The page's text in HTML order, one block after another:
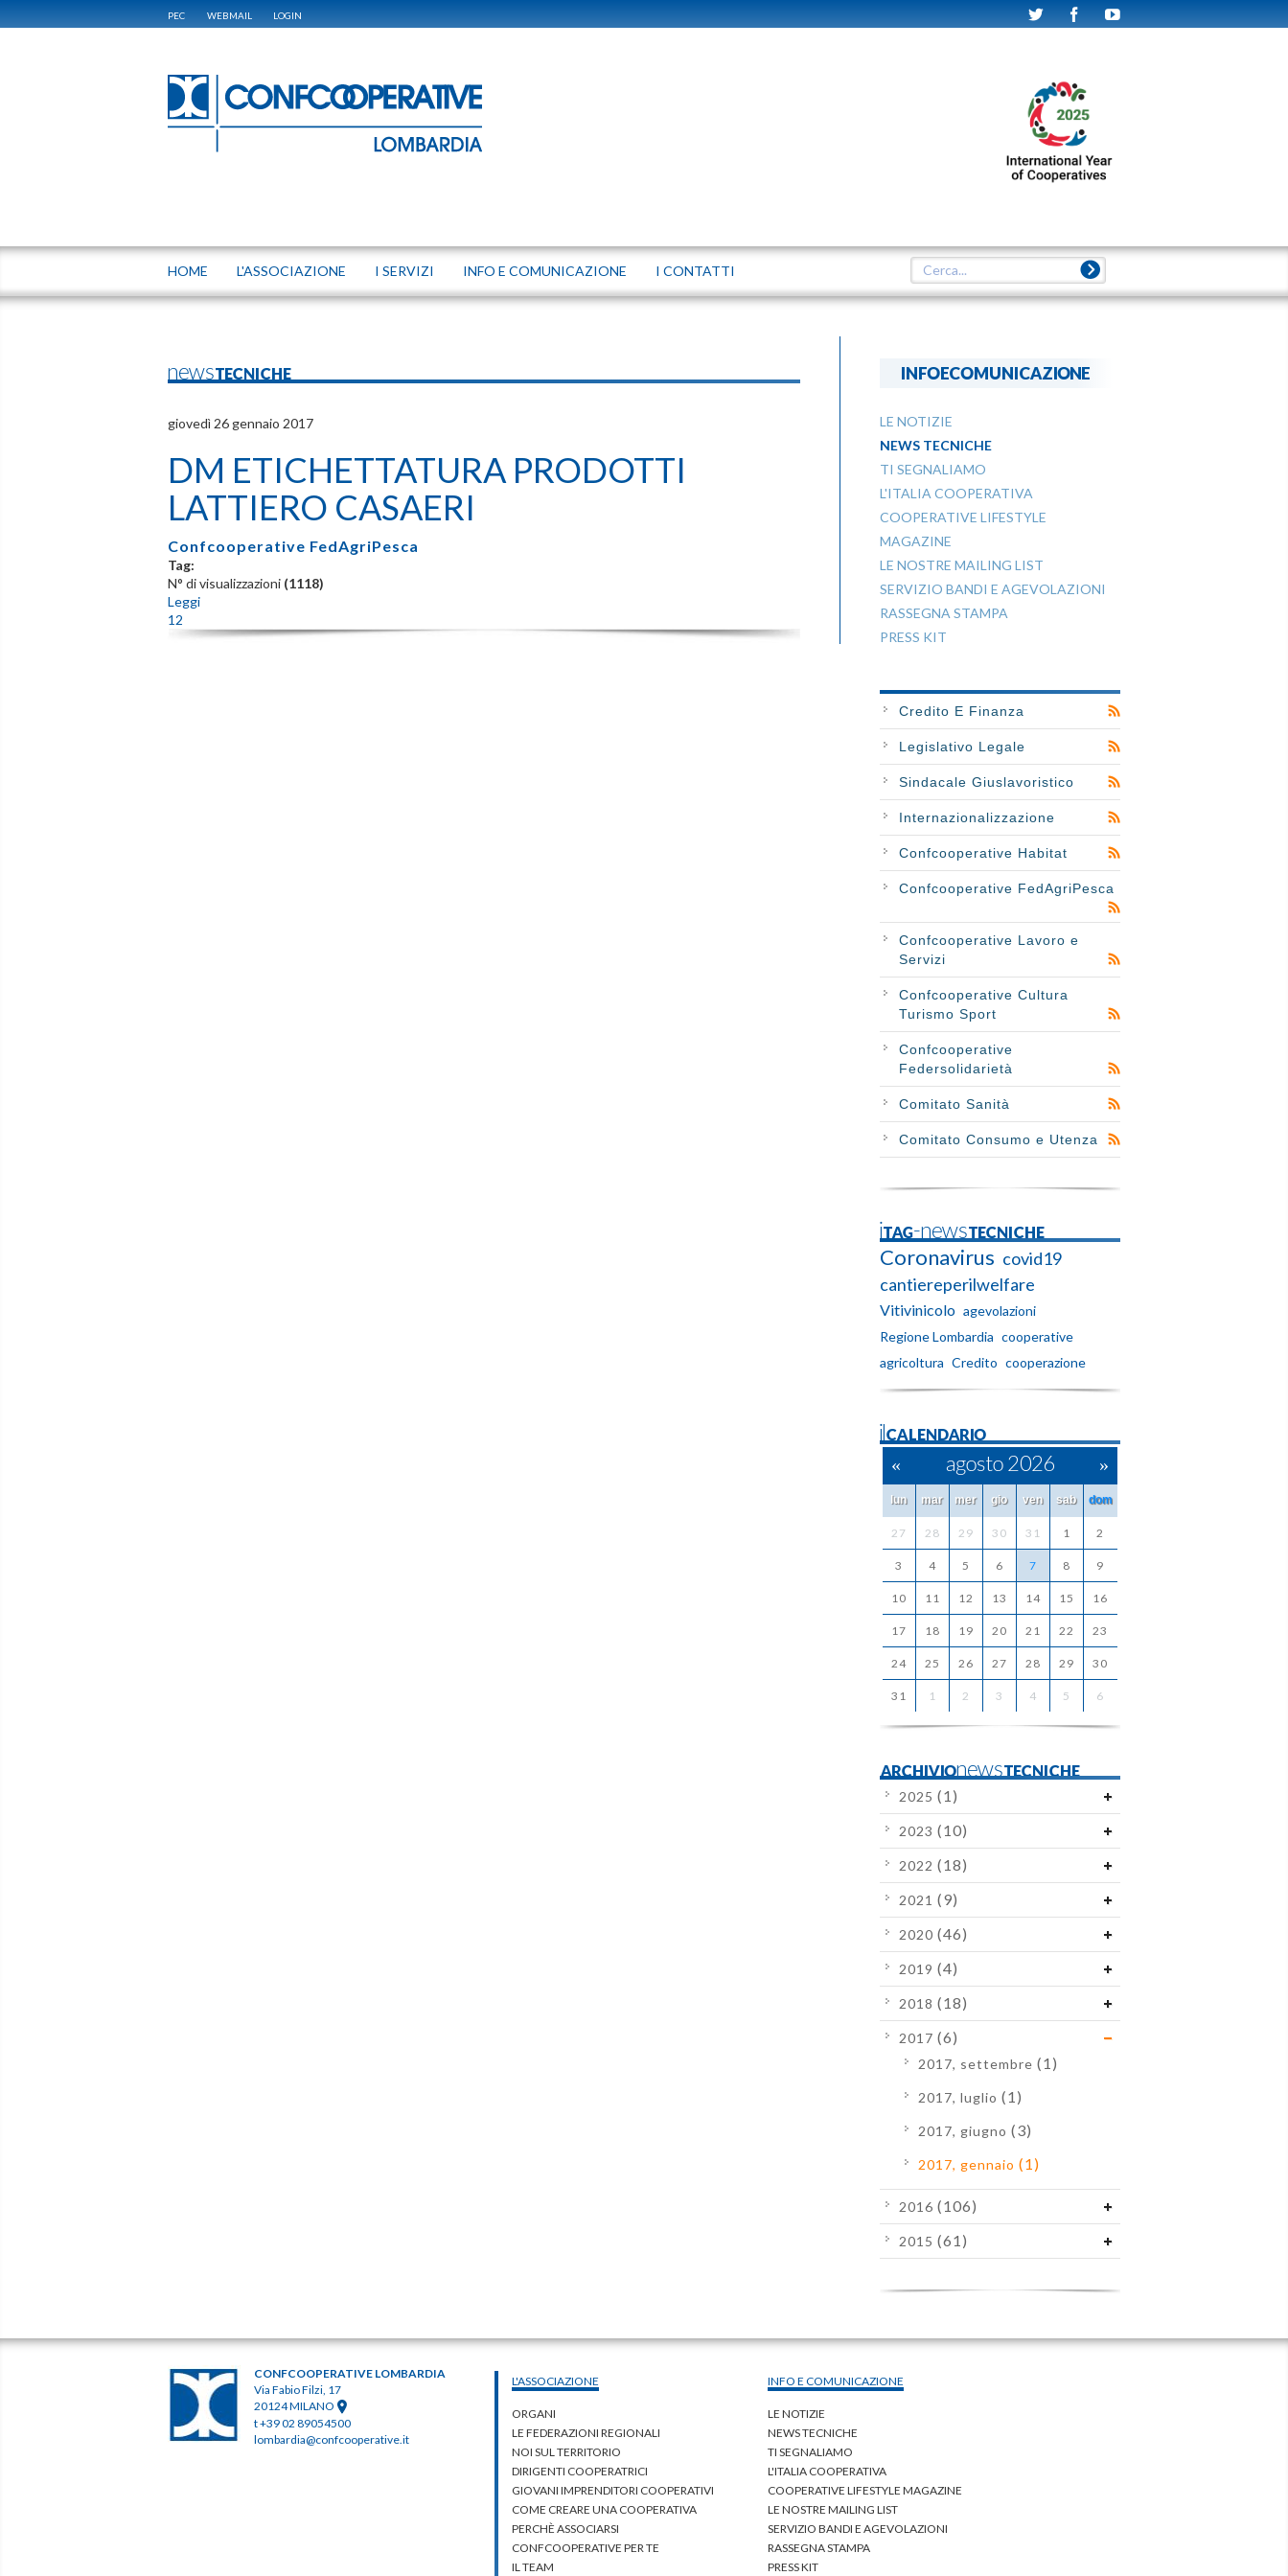
PEC WEBMAIL LOGIN
HOME L'ASSOCIAZIONE I SERVIZI INFO E COMUNICAZIONE I CONTATTI
newsTECNICHE
giovedì 26 gennaio 2017
DM ETICHETTATURA PRODOTTI
LATTIERO CASAERI
Confcooperative FedAgriPesca
Tag:
N° di visualizzazioni (1118)
Leggi
1 2
INFOECOMUNICAZIONE
LE NOTIZIE
NEWS TECNICHE
TI SEGNALIAMO
L'ITALIA COOPERATIVA
COOPERATIVE LIFESTYLE
MAGAZINE
LE NOSTRE MAILING LIST
SERVIZIO BANDI E AGEVOLAZIONI
RASSEGNA STAMPA
PRESS KIT
Credito E Finanza
Legislativo Legale
Sindacale Giuslavoristico
Internazionalizzazione
Confcooperative Habitat
Confcooperative FedAgriPesca
Confcooperative Lavoro e
Servizi
Confcooperative Cultura
Turismo Sport
Confcooperative
Federsolidarietà
Comitato Sanità
Comitato Consumo e Utenza
iTAG-newsTECNICHE
Coronavirus covid19
cantiereperilwelfare
Vitivinicolo agevolazioni
Regione Lombardia cooperative
agricoltura Credito cooperazione
ilCALENDARIO
« agosto 2026 »
lun mar mer gio ven sab dom
27 28 29 30 31 1 2
3 4 5 6 7 8 9
10 11 12 13 14 15 16
17 18 19 20 21 22 23
24 25 26 27 28 29 30
31 1 2 3 4 5 6
ARCHIVIOnewsTECNICHE
2025 (1)
2023 (10)
2022 (18)
2021 (9)
2020 (46)
2019 (4)
2018 (18)
2017 (6)
2017, settembre (1)
2017, luglio (1)
2017, giugno (3)
2017, gennaio (1)
2016 (106)
2015 (61)
L'ASSOCIAZIONE
ORGANI
LE FEDERAZIONI REGIONALI
NOI SUL TERRITORIO
DIRIGENTI COOPERATRICI
GIOVANI IMPRENDITORI COOPERATIVI
COME CREARE UNA COOPERATIVA
PERCHÈ ASSOCIARSI
CONFCOOPERATIVE PER TE
IL TEAM
INFO E COMUNICAZIONE
LE NOTIZIE
NEWS TECNICHE
TI SEGNALIAMO
L'ITALIA COOPERATIVA
COOPERATIVE LIFESTYLE MAGAZINE
LE NOSTRE MAILING LIST
SERVIZIO BANDI E AGEVOLAZIONI
RASSEGNA STAMPA
PRESS KIT
CONFCOOPERATIVE LOMBARDIA
Via Fabio Filzi, 17
20124 MILANO
t +39 02 89054500
lombardia@confcooperative.it